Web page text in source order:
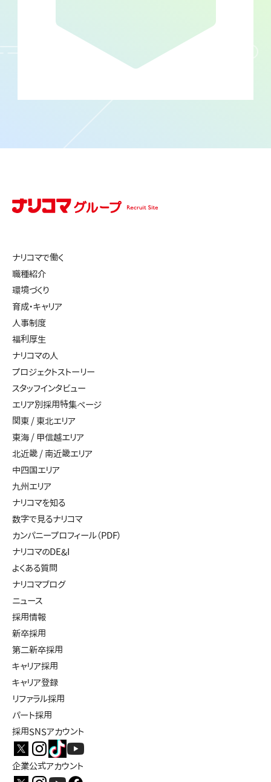
ナリコマで働く
職種紹介
環境づくり
育成・キャリア
人事制度
福利厚生
ナリコマの人
プロジェクトストーリー
スタッフインタビュー
エリア別採用特集ページ
関東 / 東北エリア
東海 / 甲信越エリア
北近畿 / 南近畿エリア
中四国エリア
九州エリア
ナリコマを知る
数字で見るナリコマ
カンパニープロフィール（PDF）
ナリコマのDE&I
よくある質問
ナリコマブログ
ニュース
採用情報
新卒採用
第二新卒採用
キャリア採用
キャリア登録
リファラル採用
パート採用
採用SNSアカウント
企業公式アカウント